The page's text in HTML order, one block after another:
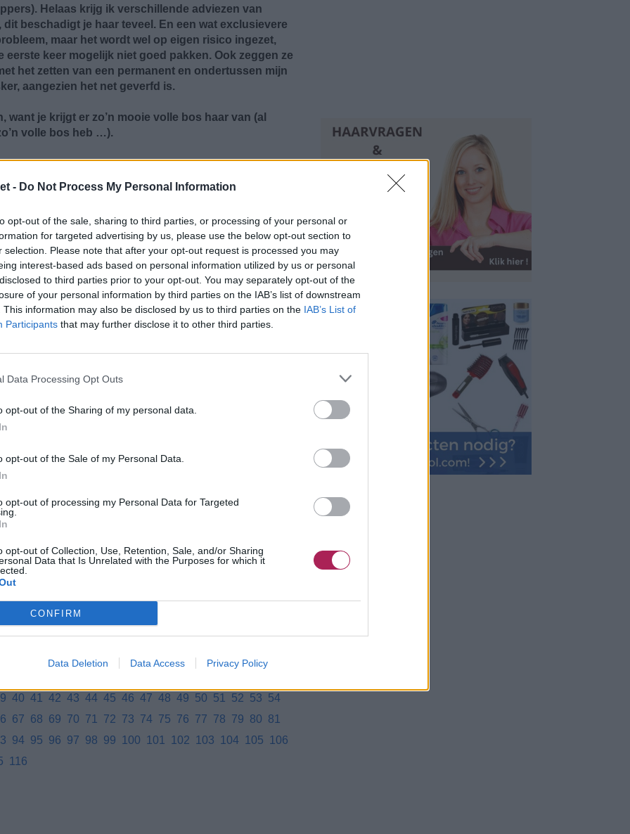
- Do Not Process My Personal Information
opt-out of the sale, sharing to third parties, or processing of your personal or
for targeted advertising by us, please use the below opt-out section to
selection. Please note that after your opt-out request is processed you may
interest-based ads based on personal information utilized by us or personal
to third parties prior to your opt-out. You may separately opt-out of the
of your personal information by third parties on the IAB’s list of downstream
This information may also be disclosed by us to third parties on the IAB’s List of
Participants that may further disclose it to other third parties.
Data Processing Opt Outs
opt-out of the Sharing of my personal data.
opt-out of the Sale of my Personal Data.
opt-out of processing my Personal Data for Targeted
opt-out of Collection, Use, Retention, Sale, and/or Sharing
Data that Is Unrelated with the Purposes for which it
CONFIRM
Data Deletion Data Access Privacy Policy
Helaas krijg ik verschillende adviezen van
beschadigt je haar teveel. En een wat exclusievere
maar het wordt wel op eigen risico ingezet,
keer mogelijk niet goed pakken. Ook zeggen ze
het zetten van een permanent en ondertussen mijn
aangezien het net geverfd is.
want je krijgt er zo’n mooie volle bos haar van (al
volle bos heb …).
spiraalpermanent in te zetten, hoe moet ik er dan voor
krijg? Hoe kan ik mijn haar het best verzorgen? Ik
Biolage. Wellicht wil ik mijn haar ook weer
mogelijk naar mijn eigen kleur). Kan dit in
Ik snap dat ik niet tegelijkertijd kan verven
aantal weken verven? Of is het beter om eerst te
nog een laatste vraagje: hoelang zal de permanent
vloeistof van CHI, dit is een ammoniavrije vloeistof. Die
Het is voor ons heel moeilijk om jou zo via
haar namelijk niet zien en je geen voorbeelden geven.
voor een fijnere permanent. Een te grove permanent zakt
lagen in je haar te knippen; dan heb je ook langer plezier
niet tegelijkertijd. Ons advies is om daar zeker 2 weken
mijn haar. Mijn haar is 39 cm lang. Is dit lang genoeg?
zetten bij een permanent?
ik puur van centimeters uitga, denk ik zelfs dat het
over te geven, zou ik je haar eerst moeten zien. Voor
het haar te zien, want het is van meerdere factoren
40 41 42 43 44 45 46 47 48 49 50 51 52 53 54
67 68 69 70 71 72 73 74 75 76 77 78 79 80 81
94 95 96 97 98 99 100 101 102 103 104 105
106
116